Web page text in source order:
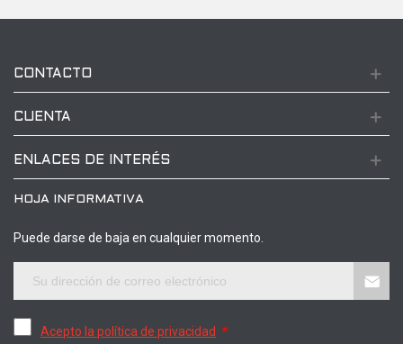
CONTACTO
CUENTA
ENLACES DE INTERÉS
HOJA INFORMATIVA
Puede darse de baja en cualquier momento.
Acepto la política de privacidad *